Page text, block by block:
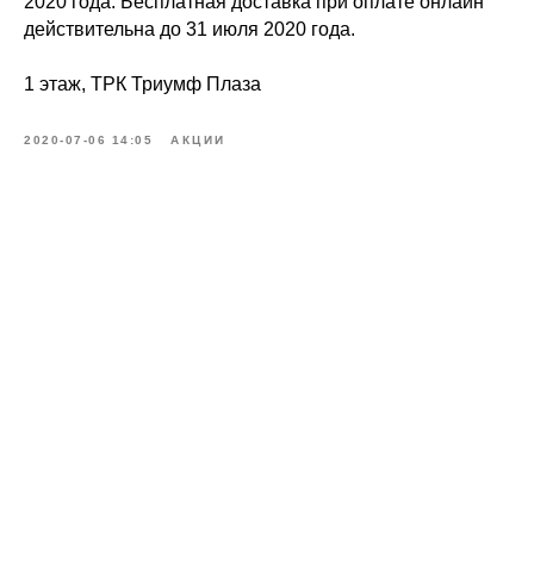
действительна до 31 июля 2020 года.
1 этаж, ТРК Триумф Плаза
2020-07-06 14:05 АКЦИИ